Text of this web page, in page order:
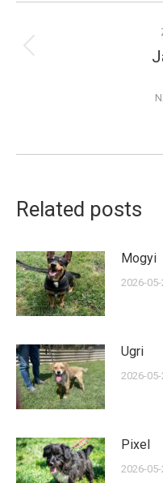
Related posts
Mogyi
2026-
Ugri
2026-
Pixel
2026-